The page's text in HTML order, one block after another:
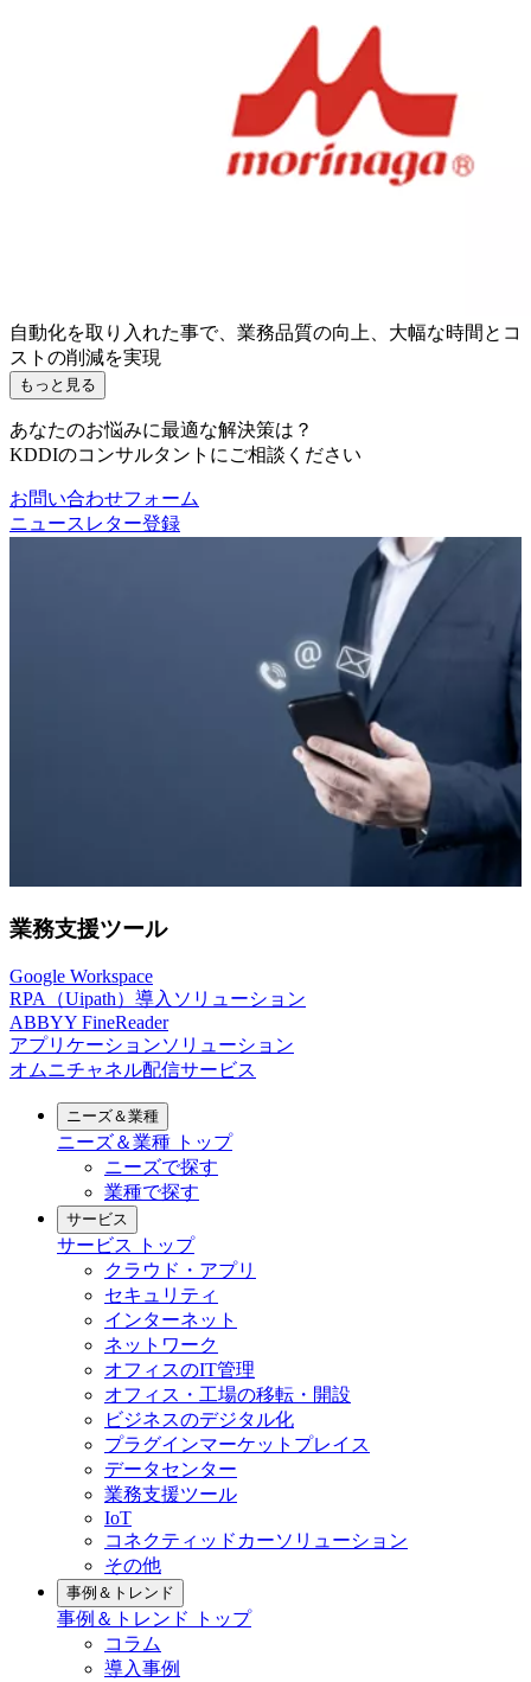
自動化を取り入れた事で、業務品質の向上、大幅な時間とコ
ストの削減を実現
もっと見る
あなたのお悩みに最適な解決策は？
KDDIのコンサルタントにご相談ください
お問い合わせフォーム
ニュースレター登録
業務支援ツール
Google Workspace
RPA（Uipath）導入ソリューション
ABBYY FineReader
アプリケーションソリューション
オムニチャネル配信サービス
ニーズ＆業種
ニーズ＆業種 トップ
ニーズで探す
業種で探す
サービス
サービス
トップ
クラウド・アプリ
セキュリティ
インターネット
ネットワーク
オフィスのIT管理
オフィス・工場の移転・開設
ビジネスのデジタル化
プラグインマーケットプレイス
データセンター
業務支援ツール
IoT
コネクティッドカーソリューション
その他
事例＆トレンド
事例＆トレンド
トップ
コラム
導入事例